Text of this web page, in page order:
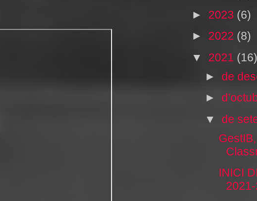
► 2023 (6)
► 2022 (8)
▼ 2021 (16)
► de
►
▼ de
GestIB,
INICI